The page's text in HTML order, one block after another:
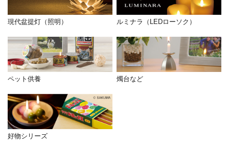
現代盆提灯（照明） ルミナラ（LEDローソク）
ペット供養 燭台など
好物シリーズ